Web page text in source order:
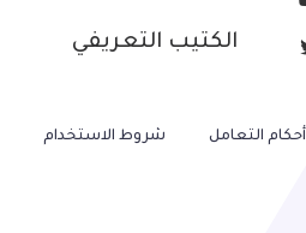
الكتيب التعريفي
أحكام التعامل شروط الاستخدام